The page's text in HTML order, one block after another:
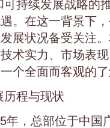
持续发展战略的
。在这一背景下
展状况备受关注
术实力、市场表
个全面而客观的
历程与现状
年，总部位于中国